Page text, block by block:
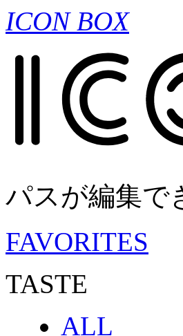
ICON BOX
パスが編集で
FAVORITES
TASTE
ALL